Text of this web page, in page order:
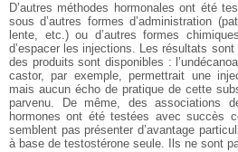
D’autres méthodes hormonales ont été
sous d’autres formes d’administration
lente, etc.) ou d’autres formes
d’espacer les injections. Les résultats
des produits sont disponibles :
castor, par exemple, permettrait une
mais aucun écho de pratique de cette
parvenu. De même, des associations
hormones ont été testées avec succès
semblent pas présenter d’avantage
à base de testostérone seule. Ils ne sont